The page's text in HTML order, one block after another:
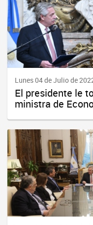
Lunes 04 de Julio de
El presidente le
ministra de